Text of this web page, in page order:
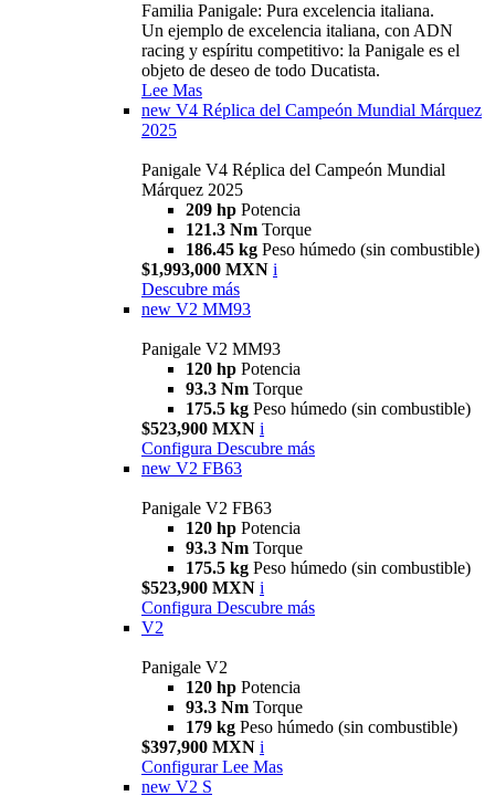
Familia Panigale: Pura excelencia italiana.
Un ejemplo de excelencia italiana, con ADN
racing y espíritu competitivo: la Panigale es el
objeto de deseo de todo Ducatista.
Lee Mas
new V4 Réplica del Campeón Mundial Márquez
2025
Panigale V4 Réplica del Campeón Mundial
Márquez 2025
209 hp Potencia
121.3 Nm Torque
186.45 kg Peso húmedo (sin combustible)
$1,993,000 MXN i
Descubre más
new V2 MM93
Panigale V2 MM93
120 hp Potencia
93.3 Nm Torque
175.5 kg Peso húmedo (sin combustible)
$523,900 MXN i
Configura Descubre más
new V2 FB63
Panigale V2 FB63
120 hp Potencia
93.3 Nm Torque
175.5 kg Peso húmedo (sin combustible)
$523,900 MXN i
Configura Descubre más
V2
Panigale V2
120 hp Potencia
93.3 Nm Torque
179 kg Peso húmedo (sin combustible)
$397,900 MXN i
Configurar Lee Mas
new V2 S